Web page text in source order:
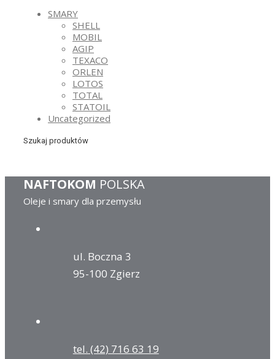
SMARY
SHELL
MOBIL
AGIP
TEXACO
ORLEN
LOTOS
TOTAL
STATOIL
Uncategorized
Szukaj produktów
NAFTOKOM POLSKA
Oleje i smary dla przemysłu
ul. Boczna 3
95-100 Zgierz
tel. (42) 716 63 19